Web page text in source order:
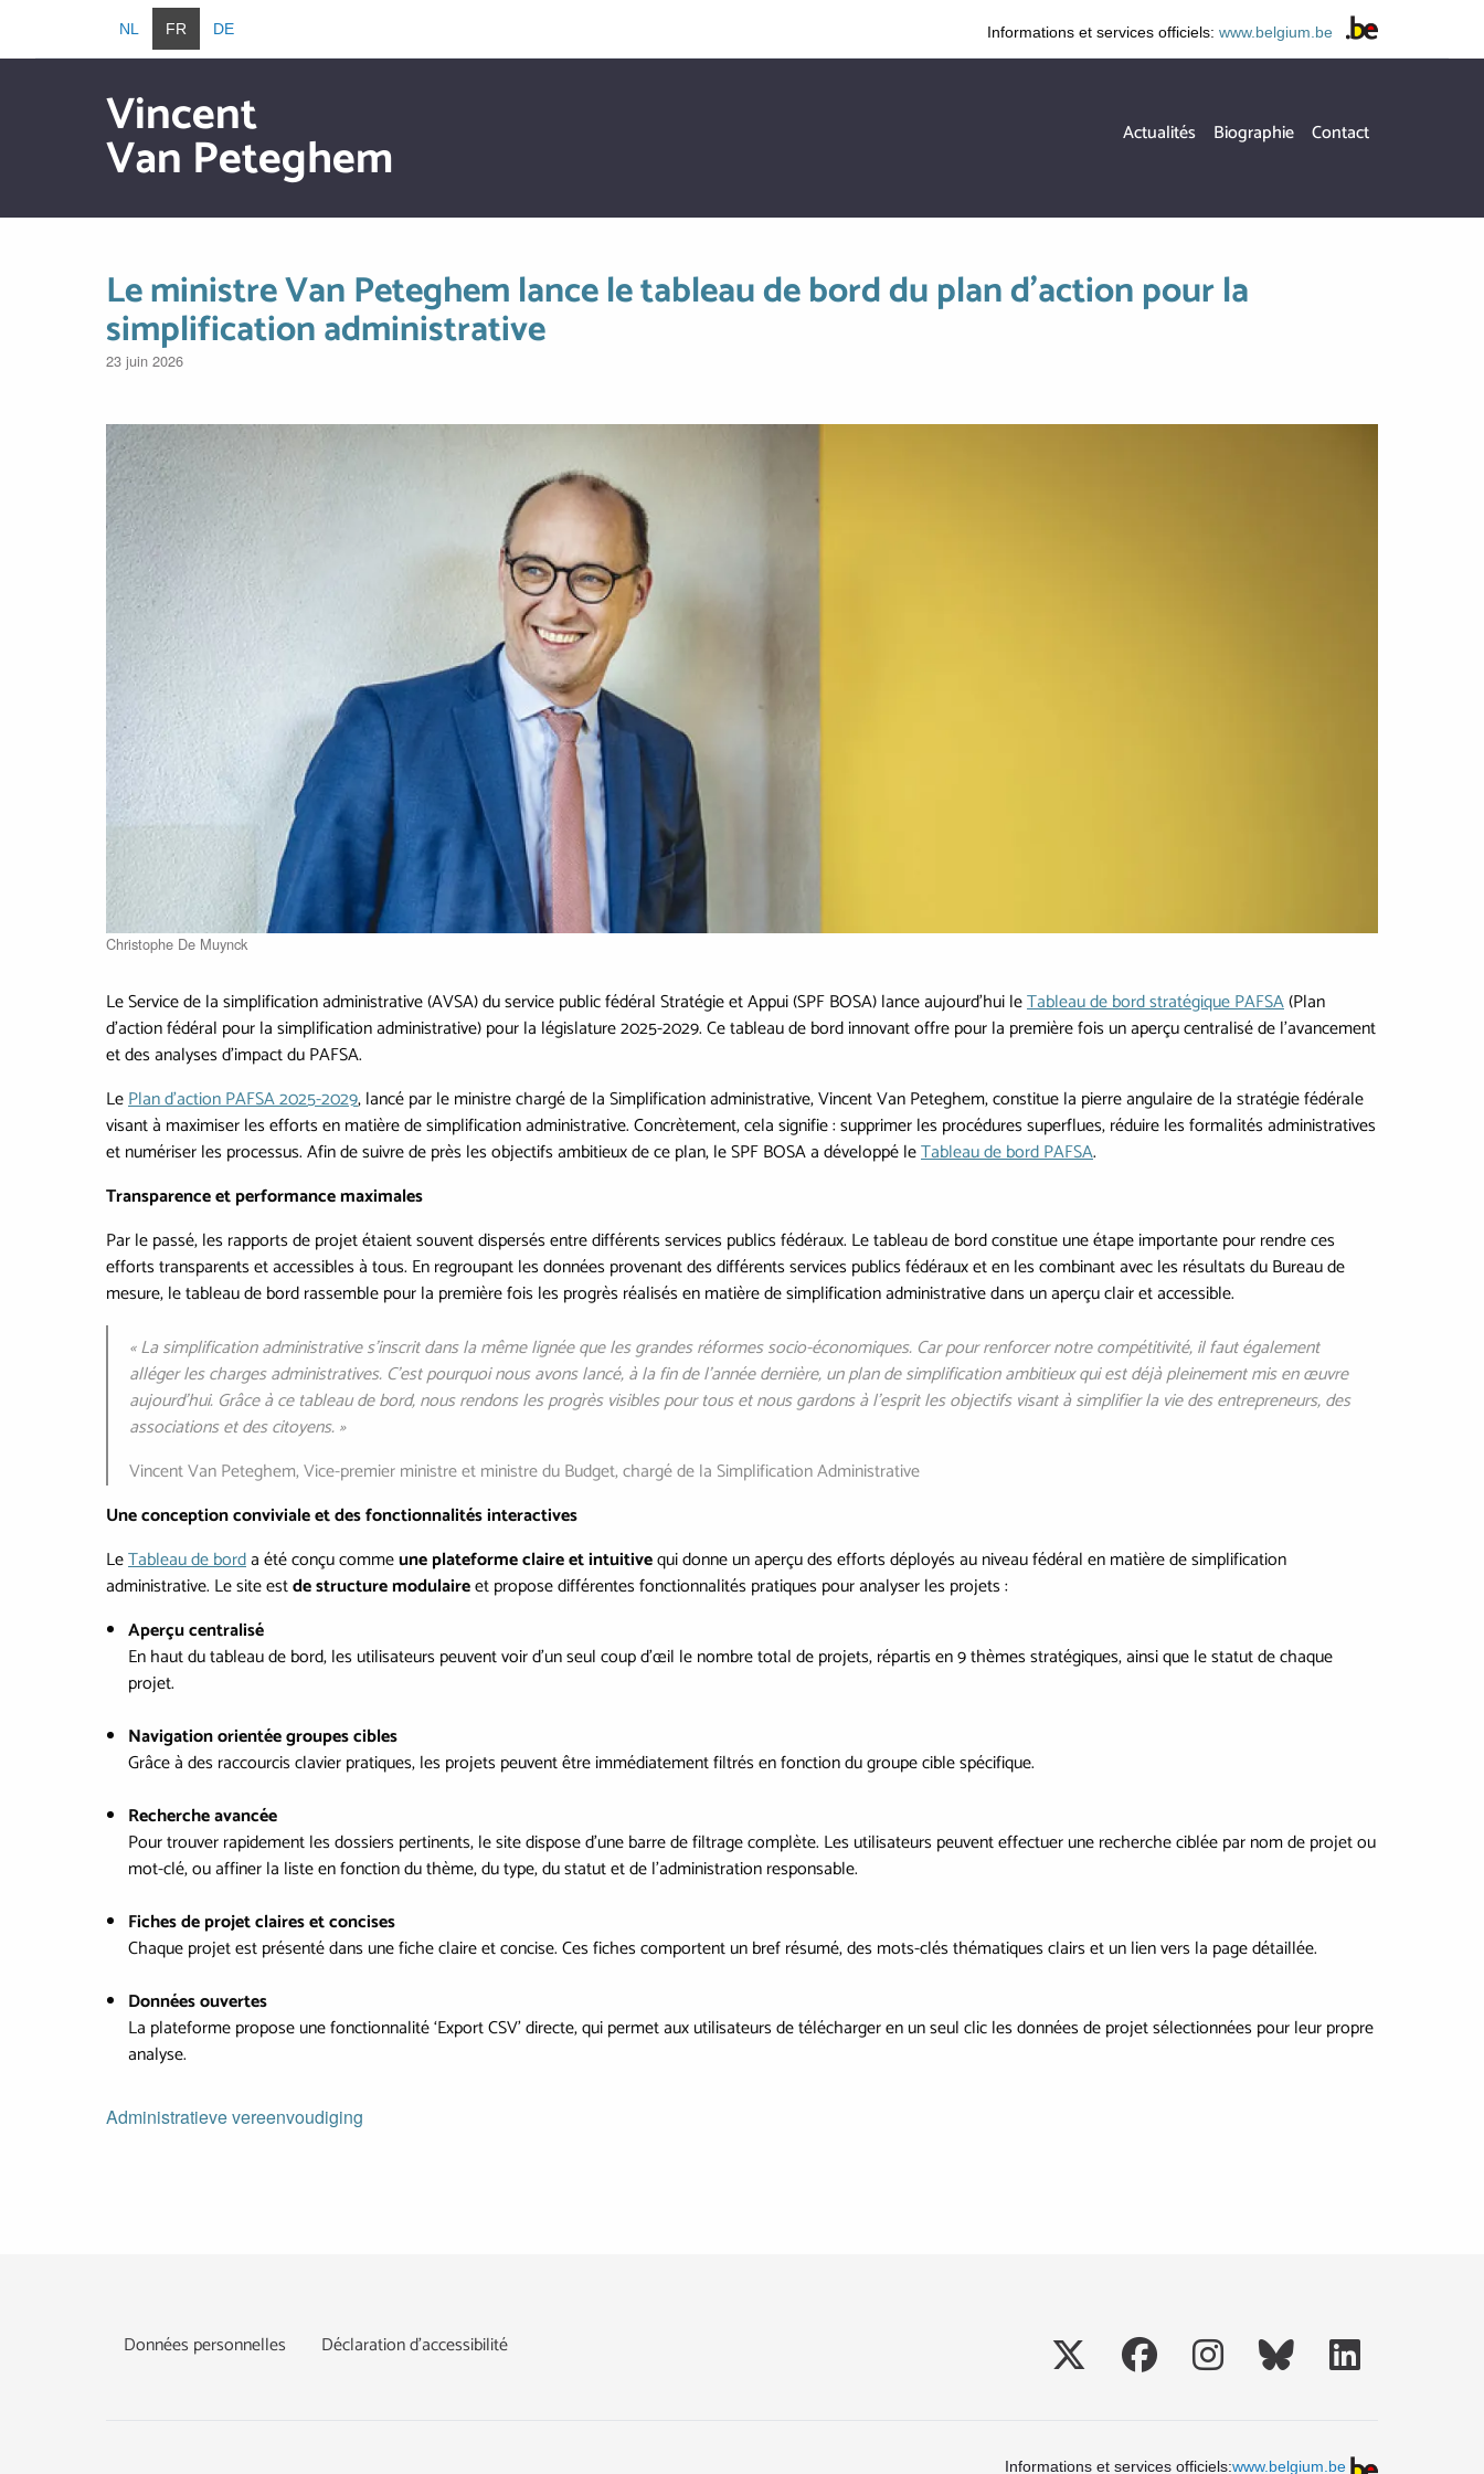
Aller au contenu principal
NL FR DE Informations et services officiels: www.belgium.be
Vincent
Van Peteghem Hoofdnavigatie
Actualités Biographie Contact
Le ministre Van Peteghem lance le tableau de bord du plan d'action pour la
simplification administrative
23 juin 2026
Image
Christophe De Muynck
Le Service de la simplification administrative (AVSA) du service public fédéral Stratégie et Appui (SPF BOSA) lance aujourd'hui leTableau de bord stratégique PAFSA(Plan
d'action fédéral pour la simplification administrative) pour la législature 2025-2029. Ce tableau de bord innovant offre pour la première fois un aperçu centralisé de l'avancement
et des analyses d'impact du PAFSA.
LePlan d'action PAFSA 2025-2029, lancé par le ministre chargé de la Simplification administrative, Vincent Van Peteghem, constitue la pierre angulaire de la stratégie fédérale
visant à maximiser les efforts en matière de simplification administrative. Concrètement, cela signifie : supprimer les procédures superflues, réduire les formalités administratives
et numériser les processus. Afin de suivre de près les objectifs ambitieux de ce plan, le SPF BOSA a développé leTableau de bord PAFSA.
Transparence et performance maximales
Par le passé, les rapports de projet étaient souvent dispersés entre différents services publics fédéraux. Le tableau de bord constitue une étape importante pour rendre ces
efforts transparents et accessibles à tous. En regroupant les données provenant des différents services publics fédéraux et en les combinant avec les résultats du Bureau de
mesure, le tableau de bord rassemble pour la première fois les progrès réalisés en matière de simplification administrative dans un aperçu clair et accessible.
« La simplification administrative s'inscrit dans la même lignée que les grandes réformes socio-économiques. Car pour renforcer notre compétitivité, il faut également
alléger les charges administratives. C’est pourquoi nous avons lancé, à la fin de l’année dernière, un plan de simplification ambitieux qui est déjà pleinement mis en œuvre
aujourd’hui. Grâce à ce tableau de bord, nous rendons les progrès visibles pour tous et nous gardons à l’esprit les objectifs visant à simplifier la vie des entrepreneurs, des
associations et des citoyens. »
Vincent Van Peteghem, Vice-premier ministre et ministre du Budget, chargé de la Simplification Administrative
Une conception conviviale et des fonctionnalités interactives
LeTableau de borda été conçu commeune plateforme claire et intuitivequi donne un aperçu des efforts déployés au niveau fédéral en matière de simplification
administrative. Le site estde structure modulaireet propose différentes fonctionnalités pratiques pour analyser les projets :
Aperçu centralisé
En haut du tableau de bord, les utilisateurs peuvent voir d'un seul coup d'œil le nombre total de projets, répartis en 9 thèmes stratégiques, ainsi que le statut de chaque
projet.
Navigation orientée groupes cibles
Grâce à des raccourcis clavier pratiques, les projets peuvent être immédiatement filtrés en fonction du groupe cible spécifique.
Recherche avancée
Pour trouver rapidement les dossiers pertinents, le site dispose d'une barre de filtrage complète. Les utilisateurs peuvent effectuer une recherche ciblée par nom de projet ou
mot-clé, ou affiner la liste en fonction du thème, du type, du statut et de l'administration responsable.
Fiches de projet claires et concises
Chaque projet est présenté dans une fiche claire et concise. Ces fiches comportent un bref résumé, des mots-clés thématiques clairs et un lien vers la page détaillée.
Données ouvertes
La plateforme propose une fonctionnalité ‘Export CSV’ directe, qui permet aux utilisateurs de télécharger en un seul clic les données de projet sélectionnées pour leur propre
analyse.
Administratieve vereenvoudiging
Footer
Données personnelles Déclaration d’accessibilité Social
Informations et services officiels:www.belgium.be